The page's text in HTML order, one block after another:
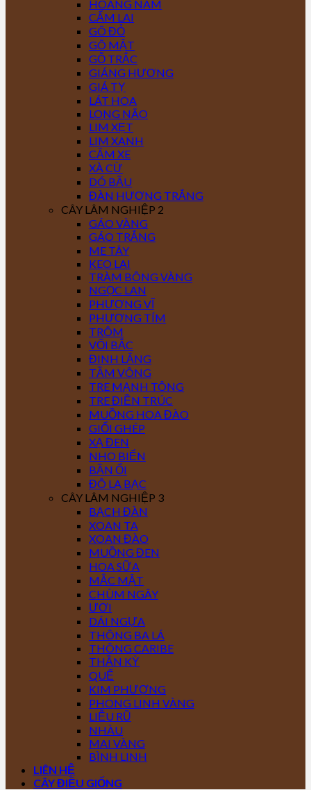
HOÀNG NAM
CẨM LAI
GÕ ĐỎ
GÕ MẬT
GỖ TRẮC
GIÁNG HƯƠNG
GIÁ TỴ
LÁT HOA
LONG NÃO
LIM XẸT
LIM XANH
CĂM XE
XÀ CỪ
DÓ BẦU
ĐÀN HƯƠNG TRẮNG
CÂY LÂM NGHIỆP 2
GÁO VÀNG
GÁO TRẮNG
ME TÂY
KEO LAI
TRÀM BÔNG VÀNG
NGỌC LAN
PHƯỢNG VĨ
PHƯỢNG TÍM
TRÔM
VỐI BẮC
ĐINH LĂNG
TẦM VÔNG
TRE MẠNH TÔNG
TRE ĐIỀN TRÚC
MUỒNG HOA ĐÀO
GIỔI GHÉP
XẠ ĐEN
NHO BIỂN
BẦN ỔI
ĐÔ LA BẠC
CÂY LÂM NGHIỆP 3
BẠCH ĐÀN
XOAN TA
XOAN ĐÀO
MUỒNG ĐEN
HOA SỮA
MẮC MẬT
CHÙM NGÂY
ƯƠI
DÁI NGỰA
THÔNG BA LÁ
THÔNG CARIBE
THẦN KỲ
QUẾ
KIM PHƯỢNG
PHONG LINH VÀNG
LIỄU RŨ
NHÀU
MAI VÀNG
BÌNH LINH
LIÊN HỆ
CÂY ĐIỀU GIỐNG